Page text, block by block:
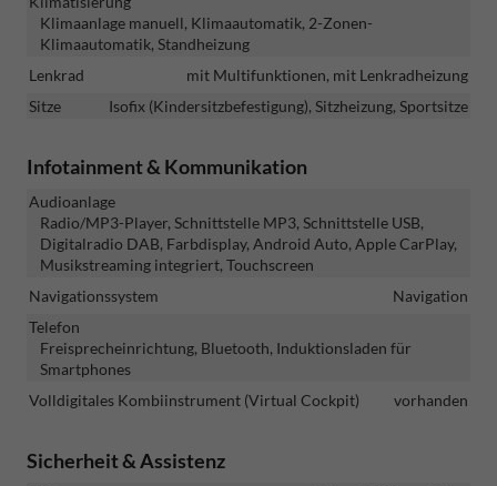
Klimaanlage manuell, Klimaautomatik, 2-Zonen-
Klimaautomatik, Standheizung
Lenkrad
mit Multifunktionen, mit Lenkradheizung
Sitze
Isofix (Kindersitzbefestigung), Sitzheizung, Sportsitze
Infotainment & Kommunikation
Audioanlage
Radio/MP3-Player, Schnittstelle MP3, Schnittstelle USB,
Digitalradio DAB, Farbdisplay, Android Auto, Apple CarPlay,
Musikstreaming integriert, Touchscreen
Navigationssystem
Navigation
Telefon
Freisprecheinrichtung, Bluetooth, Induktionsladen für
Smartphones
Volldigitales Kombiinstrument (Virtual Cockpit)
vorhanden
Sicherheit & Assistenz